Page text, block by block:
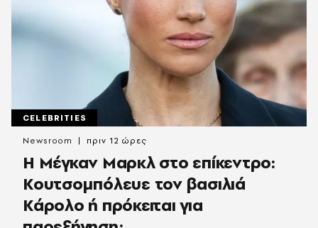
CELEBRITIES
Η Μέγκαν Μαρκλ στο επίκεντρο:
Κουτσομπόλευε τον βασιλιά
Κάρολο ή πρόκειται για
Newsroom πριν 12 ώρες